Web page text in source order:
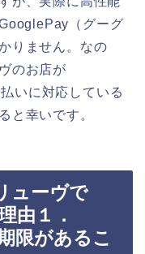
（グーグ
りません。なの
のお店が
いに対応している
と幸いです。
ューヴで
由１．
限があるこ